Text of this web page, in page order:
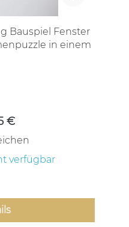
Bauspiel Fenster
in einem
€
verfügbar